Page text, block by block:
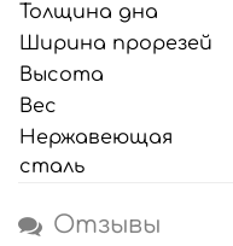
Толщина дна
Ширина прорезей
Высота
Вес
Нержавеющая
сталь
Отзывы